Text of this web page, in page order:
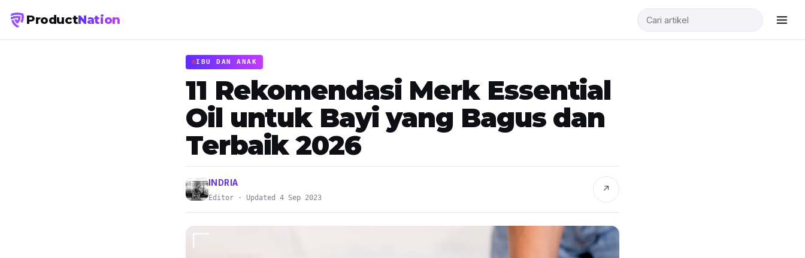
ProductNation
IBU DAN ANAK
11 Rekomendasi Merk Essential
Oil untuk Bayi yang Bagus dan
Terbaik 2026
INDRIA
Editor · Updated 4 Sep 2023
↗